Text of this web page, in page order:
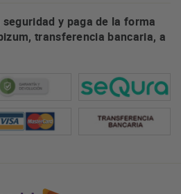
y paga de la forma
transferencia bancaria, a